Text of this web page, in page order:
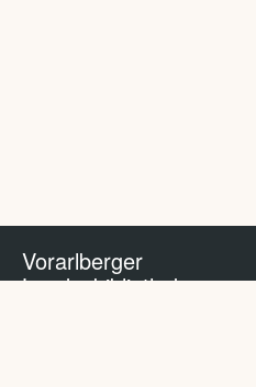
Vorarlberger
Landesbibliothek